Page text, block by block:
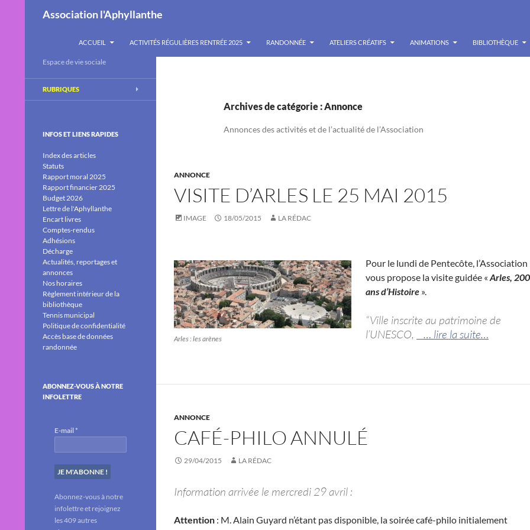
Association l'Aphyllanthe
ACCUEIL
ACTIVITÉS RÉGULIÈRES RENTRÉE 2025 RANDONNÉE ATELIERS CRÉATIFS ANIMATIONS BIBLIOTHÈQUE
Archives de catégorie : Annonce
Annonces des activités et de l’actualité de l’Association
ANNONCE
VISITE D’ARLES LE 25 MAI 2015
IMAGE 18/05/2015 LA RÉDAC
Arles : les arènes
Pour le lundi de Pentecôte, l’Association
vous propose la visite guidée « Arles,
ans d’Histoire ».
“Ville inscrite au patrimoine de
l’UNESCO,
… lire la suite…
ANNONCE
CAFÉ-PHILO ANNULÉ
29/04/2015 LA RÉDAC
Information arrivée le mercredi 29 avril :
Attention : M. Alain Guyard n’étant pas disponible, la soirée café-philo initialement
Espace de vie sociale
RUBRIQUES
INFOS ET LIENS RAPIDES
Index des articles
Statuts
Rapport moral 2025
Rapport financier 2025
Budget 2026
Lettre de l'Aphyllanthe
Encart livres
Comptes-rendus
Adhésions
Décharge
Actualités, reportages et
annonces
Nos horaires
Règlement intérieur de la
bibliothèque
Tennis municipal
Politique de confidentialité
Accès base de données
randonnée
ABONNEZ-VOUS À NOTRE
INFOLETTRE
E-mail*
Abonnez-vous à notre
infolettre et rejoignez
les 409 autres